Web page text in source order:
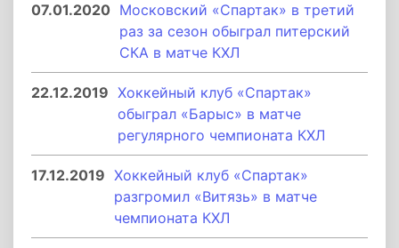
07.01.2020 Московский «Спартак» в третий
раз за сезон обыграл питерский
СКА в матче КХЛ
22.12.2019 Хоккейный клуб «Спартак»
обыграл «Барыс» в матче
регулярного чемпионата КХЛ
17.12.2019 Хоккейный клуб «Спартак»
разгромил «Витязь» в матче
чемпионата КХЛ